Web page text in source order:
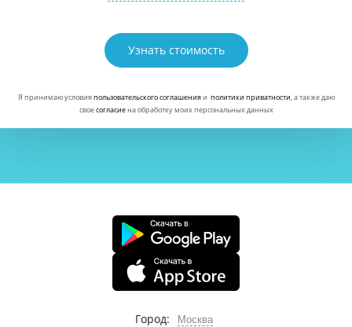
Узнать стоимость
Я принимаю условияпользовательского соглашенияи политики приватности, а также даю
своесогласиена обработку моих персональных данных
Город: Москва